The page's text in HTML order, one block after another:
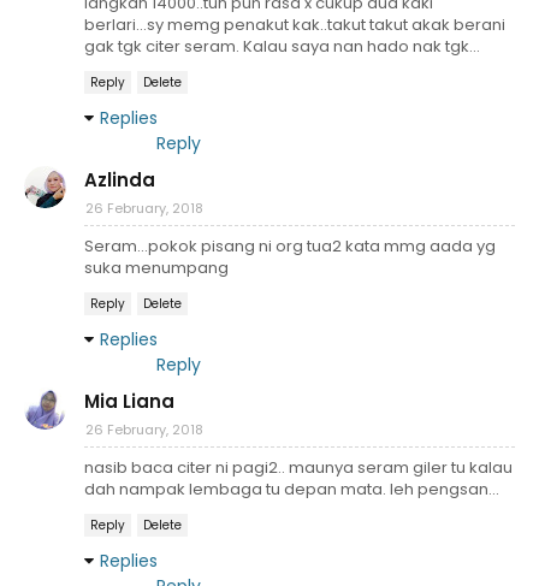
berlari...sy memg penakut kak..takut takut akak berani
gak tgk citer seram. Kalau saya nan hado nak tgk...
Reply Delete
Replies
Reply
Azlinda
26 February, 2018
Seram...pokok pisang ni org tua2 kata mmg aada yg
suka menumpang
Reply Delete
Replies
Reply
Mia Liana
26 February, 2018
nasib baca citer ni pagi2.. maunya seram giler tu kalau
dah nampak lembaga tu depan mata. leh pengsan...
Reply Delete
Replies